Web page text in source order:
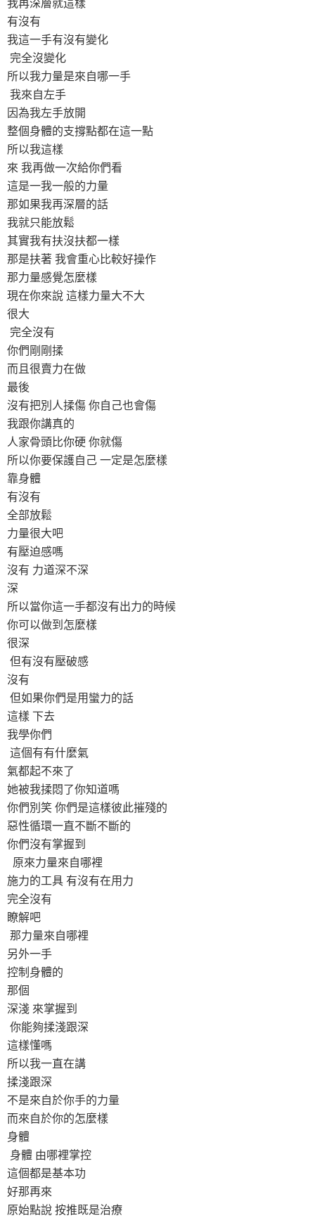
有沒有
我這一手有沒有變化
完全沒變化
所以我力量是來自哪一手
我來自左手
因為我左手放開
整個身體的支撐點都在這一點
所以我這樣
來 我再做一次給你們看
這是一我一般的力量
那如果我再深層的話
我就只能放鬆
其實我有扶沒扶都一樣
那是扶著 我會重心比較好操作
那力量感覺怎麼樣
現在你來說 這樣力量大不大
很大
完全沒有
你們剛剛揉
而且很賣力在做
最後
沒有把別人揉傷 你自己也會傷
我跟你講真的
人家骨頭比你硬 你就傷
所以你要保護自己 一定是怎麼樣
靠身體
有沒有
全部放鬆
力量很大吧
有壓迫感嗎
沒有 力道深不深
深
所以當你這一手都沒有出力的時候
你可以做到怎麼樣
很深
但有沒有壓破感
沒有
但如果你們是用蠻力的話
這樣 下去
我學你們
這個有有什麼氣
氣都起不來了
她被我揉悶了你知道嗎
你們別笑 你們是這樣彼此摧殘的
惡性循環一直不斷不斷的
你們沒有掌握到
原來力量來自哪裡
施力的工具 有沒有在用力
完全沒有
瞭解吧
那力量來自哪裡
另外一手
控制身體的
那個
深淺 來掌握到
你能夠揉淺跟深
這樣懂嗎
所以我一直在講
揉淺跟深
不是來自於你手的力量
而來自於你的怎麼樣
身體
身體 由哪裡掌控
這個都是基本功
好那再來
原始點說 按推既是治療